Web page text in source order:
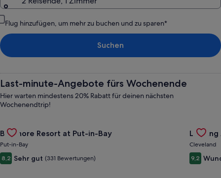
Flüge,
Mietwagen,
Aktivitäten
und
Reisepaketen
suchen
Flug hinzufügen, um mehr zu buchen und zu sparen*
Suchen
Last-minute-Angebote fürs Wochenende
Hier warten mindestens 20% Rabatt für deinen nächsten
Wochenendtrip!
Gallery
Carousel
Bayshore Resort at Put-in-Bay
Put-in-Bay
8,2 Sehr gut (331 Bewertungen)
Gallery
Cleveland
9,2